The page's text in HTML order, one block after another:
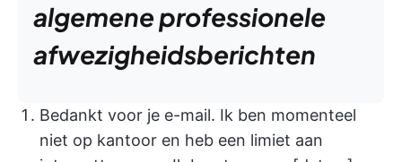
algemene professionele
afwezigheidsberichten
Bedankt voor je e-mail. Ik ben momenteel
niet op kantoor en heb een limiet aan